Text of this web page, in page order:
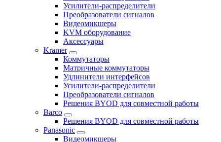
Усилители-распределители
Преобразователи сигналов
Видеомикшеры
KVM оборудование
Аксессуары
Kramer
Коммутаторы
Матричные коммутаторы
Удлинители интерфейсов
Усилители-распределители
Преобразователи сигналов
Решения BYOD для совместной работы
Barco
Решения BYOD для совместной работы
Panasonic
Видеомикшеры